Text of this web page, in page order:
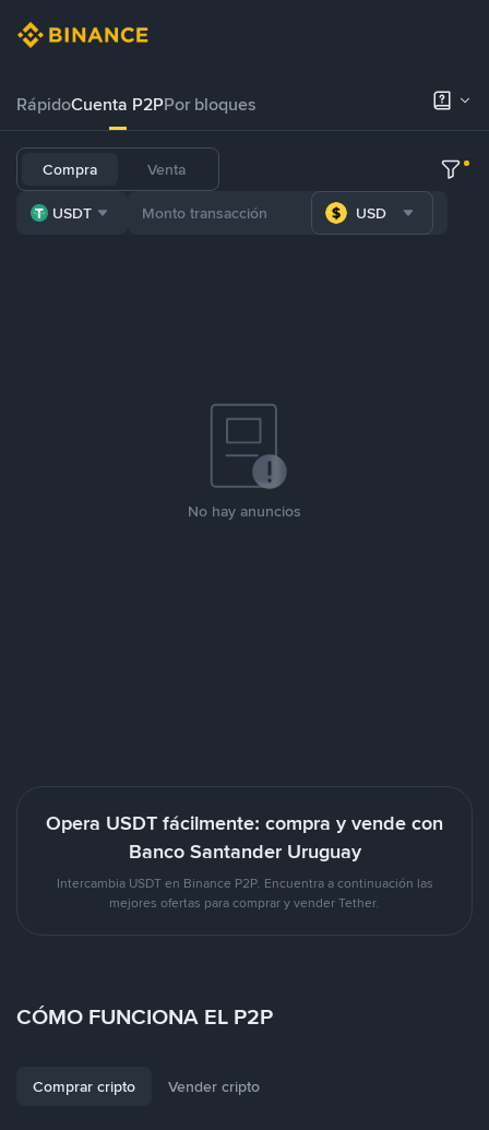
RápidoCuenta P2PPor bloques
Compra Venta
USDT USD
No hay anuncios
Opera USDT fácilmente: compra y vende con
Banco Santander Uruguay
Intercambia USDT en Binance P2P. Encuentra a continuación las
mejores ofertas para comprar y vender Tether.
CÓMO FUNCIONA EL P2P
Comprar cripto Vender cripto